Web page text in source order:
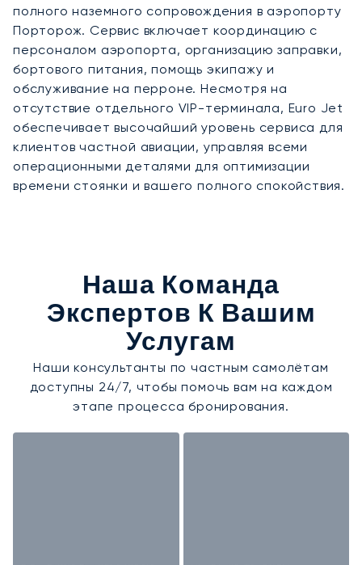
полного наземного сопровождения в аэропорту
Порторож. Сервис включает координацию с
персоналом аэропорта, организацию заправки,
бортового питания, помощь экипажу и
обслуживание на перроне. Несмотря на
отсутствие отдельного VIP-терминала, Euro Jet
обеспечивает высочайший уровень сервиса для
клиентов частной авиации, управляя всеми
операционными деталями для оптимизации
времени стоянки и вашего полного спокойствия.
Наша Команда
Экспертов К Вашим
Услугам
Наши консультанты по частным самолётам
доступны 24/7, чтобы помочь вам на каждом
этапе процесса бронирования.